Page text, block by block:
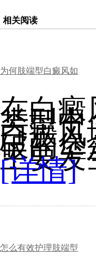
相关阅读
为何肢端型白癜风如
在白癜
类型中
白癜风
破的堡
主要发
[详情]
怎么有效护理肢端型